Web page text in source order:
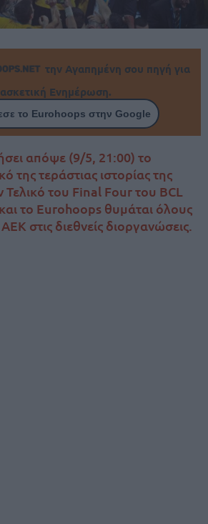
την Αγαπημένη σου πηγή για
Ενημέρωση.
το Eurohoops στην Google
απόψε (9/5, 21:00) το
της τεράστιας ιστορίας της
Τελικό του Final Four του BCL
το Eurohoops θυμάται όλους
στις διεθνείς διοργανώσεις.